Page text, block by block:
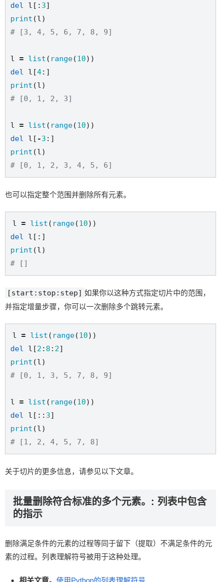
del
l[: 3
print
# [3, 4, 5, 6, 7, 8, 9]
l = list ( range(10
del
l[4
print
# [0, 1, 2, 3]
l = list ( range(10
del
l[ -3
print
# [0, 1, 2, 3, 4, 5, 6]
也可以指定整个范围并删除所有元素。
l = list ( range(10
del
print
# []
[start:stop:step] 如果你以这种方式指定切片中的范围，
并指定增量步骤，你可以一次删除多个跳转元素。
l = list ( range(10
del
l[2 : 8 : 2
print
# [0, 1, 3, 5, 7, 8, 9]
l = list ( range(10
del
l[:: 3
print
# [1, 2, 4, 5, 7, 8]
关于切片的更多信息，请参见以下文章。
批量删除符合标准的多个元素。: 列表中包含
的指示
删除满足条件的元素的过程等同于留下（提取）不满足条件的元
素的过程。列表理解符号被用于这种处理。
相关文章。 使用Python的列表理解符号